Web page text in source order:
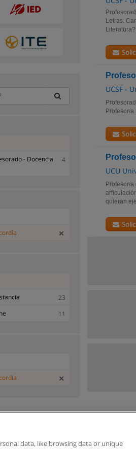
Letras.
UCSF -
Profesor/
UCU
Profesor/
quieran
- Docencia
4
23
11
data, like browsing data or unique